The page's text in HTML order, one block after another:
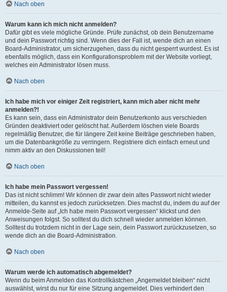
Nach oben
Warum kann ich mich nicht anmelden?
Dafür gibt es viele mögliche Gründe. Prüfe zunächst, ob dein Benutzername
und dein Passwort richtig sind. Wenn dies der Fall ist, wende dich an einen
Board-Administrator, um sicherzugehen, dass du nicht gesperrt wurdest. Es ist
ebenfalls möglich, dass ein Konfigurationsproblem mit der Website vorliegt,
welches ein Administrator lösen muss.
Nach oben
Ich habe mich vor einiger Zeit registriert, kann mich aber nicht mehr
anmelden?!
Es kann sein, dass ein Administrator dein Benutzerkonto aus verschieden
Gründen deaktiviert oder gelöscht hat. Außerdem löschen viele Boards
regelmäßig Benutzer, die für längere Zeit keine Beiträge geschrieben haben,
um die Datenbankgröße zu verringern. Registriere dich einfach erneut und
nimm aktiv an den Diskussionen teil!
Nach oben
Ich habe mein Passwort vergessen!
Das ist nicht schlimm! Wir können dir zwar dein altes Passwort nicht wieder
mitteilen, du kannst es jedoch zurücksetzen. Dies machst du, indem du auf der
Anmelde-Seite auf „Ich habe mein Passwort vergessen“ klickst und den
Anweisungen folgst. So solltest du dich schnell wieder anmelden können.
Solltest du trotzdem nicht in der Lage sein, dein Passwort zurückzusetzen, so
wende dich an die Board-Administration.
Nach oben
Warum werde ich automatisch abgemeldet?
Wenn du beim Anmelden das Kontrollkästchen „Angemeldet bleiben“ nicht
auswählst, wirst du nur für eine Sitzung angemeldet. Dies verhindert den